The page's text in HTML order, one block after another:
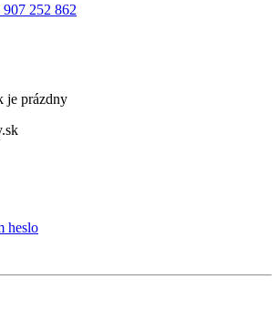
252 862
je prázdny
heslo